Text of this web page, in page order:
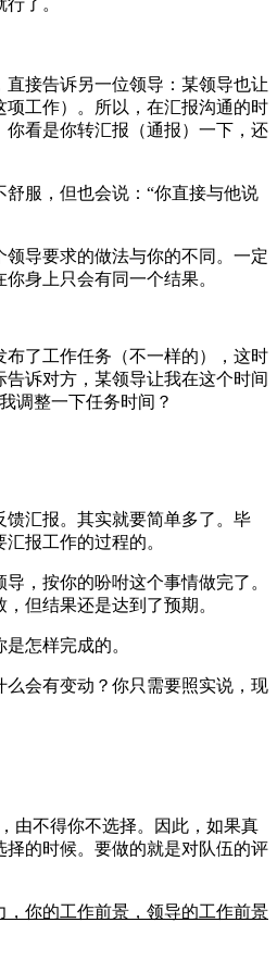
了。
直接告诉另一位领导：某领导也让
工作）。所以，在汇报沟通的时
看是你转汇报（通报）一下，还
服，但也会说：“你直接与他说
导要求的做法与你的不同。一定
身上只会有同一个结果。
了工作任务（不一样的），这时
诉对方，某领导让我在这个时间
调整一下任务时间？
馈汇报。其实就要简单多了。毕
报工作的过程的。
，按你的吩咐这个事情做完了。
但结果还是达到了预期。
怎样完成的。
会有变动？你只需要照实说，现
由不得你不选择。因此，如果真
择的时候。要做的就是对队伍的评
你的工作前景，领导的工作前景